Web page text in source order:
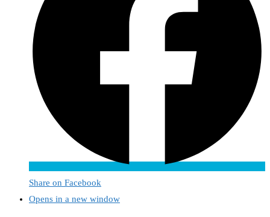
Share on Facebook
Opens in a new window